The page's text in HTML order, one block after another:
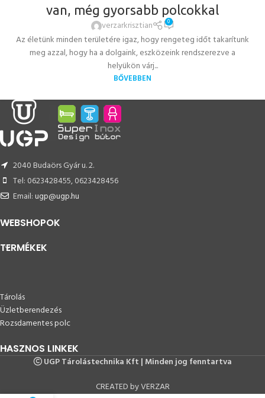
van, még gyorsabb polcokkal
verzarkrisztian 0
Az életünk minden területére igaz, hogy rengeteg időt takarítunk
meg azzal, hogy ha a dolgaink, eszközeink rendszerezve a
helyükön várj...
BŐVEBBEN
2040 Budaörs Gyár u. 2.
Tel: 0623428455, 0623428456
Email:ugp@ugp.hu
WEBSHOPOK
TERMÉKEK
Tárolás
Üzletberendezés
Rozsdamentes polc
HASZNOS LINKEK
UGP Tárolástechnika Kft | Minden jog fenntartva
CREATED by VERZAR